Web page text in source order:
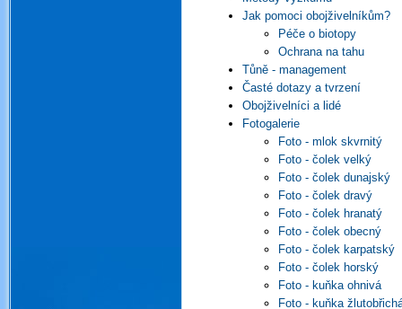
Jak pomoci obojživelníkům?
Péče o biotopy
Ochrana na tahu
Tůně - management
Časté dotazy a tvrzení
Obojživelníci a lidé
Fotogalerie
Foto - mlok skvrnitý
Foto - čolek velký
Foto - čolek dunajský
Foto - čolek dravý
Foto - čolek hranatý
Foto - čolek obecný
Foto - čolek karpatský
Foto - čolek horský
Foto - kuňka ohnivá
Foto - kuňka